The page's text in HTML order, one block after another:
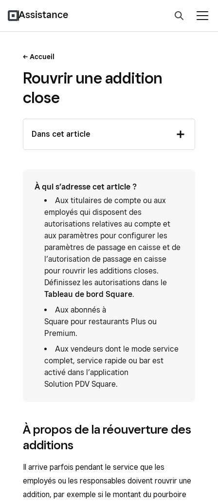
Assistance
Accueil
Rouvrir une addition
close
Dans cet article
À qui s’adresse cet article ?
Aux titulaires de compte ou aux
employés qui disposent des
autorisations relatives au compte et
aux paramètres pour configurer les
paramètres de passage en caisse et de
l’autorisation de passage en caisse
pour rouvrir les additions closes.
Définissez les autorisations dans le
Tableau de bord Square.
Aux abonnés à
Square pour restaurants Plus ou
Premium.
Aux vendeurs dont le mode service
complet, service rapide ou bar est
activé dans l’application
Solution PDV Square.
À propos de la réouverture des
additions
Il arrive parfois pendant le service que les
employés ou les responsables doivent rouvrir une
addition, par exemple si le montant du pourboire